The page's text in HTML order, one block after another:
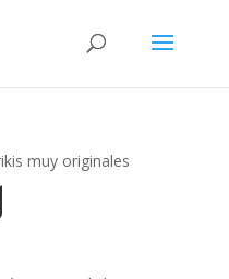
muy originales